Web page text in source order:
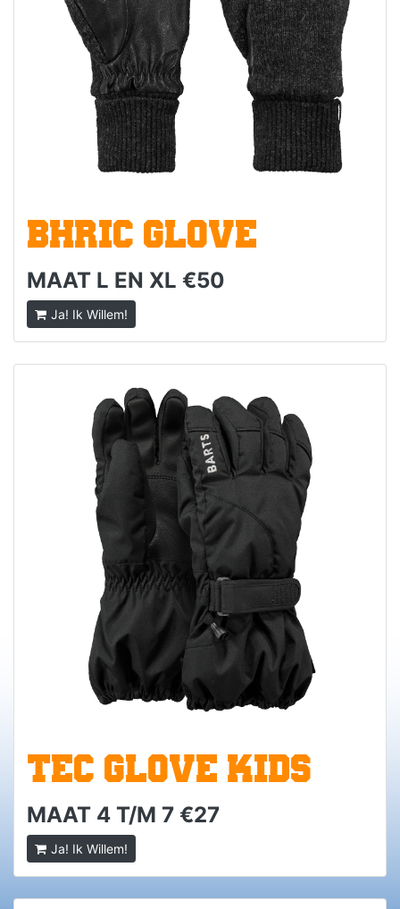
BHRIC GLOVE
MAAT L EN XL €50
Ja! Ik Willem!
TEC GLOVE KIDS
MAAT 4 T/M 7 €27
Ja! Ik Willem!